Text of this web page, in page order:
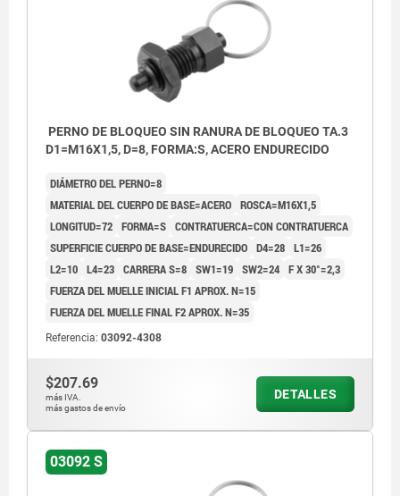
PERNO DE BLOQUEO SIN RANURA DE BLOQUEO TA.3
D1=M16X1,5, D=8, FORMA:S, ACERO ENDURECIDO
DIÁMETRO DEL PERNO=8
MATERIAL DEL CUERPO DE BASE=ACERO ROSCA=M16X1,5
LONGITUD=72 FORMA=S CONTRATUERCA=CON CONTRATUERCA
SUPERFICIE CUERPO DE BASE=ENDURECIDO D4=28 L1=26
L2=10 L4=23 CARRERA S=8 SW1=19 SW2=24 F X 30°=2,3
FUERZA DEL MUELLE INICIAL F1 APROX. N=15
FUERZA DEL MUELLE FINAL F2 APROX. N=35
Referencia: 03092-4308
$207.69
más IVA.
más gastos de envío
DETALLES
03092 S